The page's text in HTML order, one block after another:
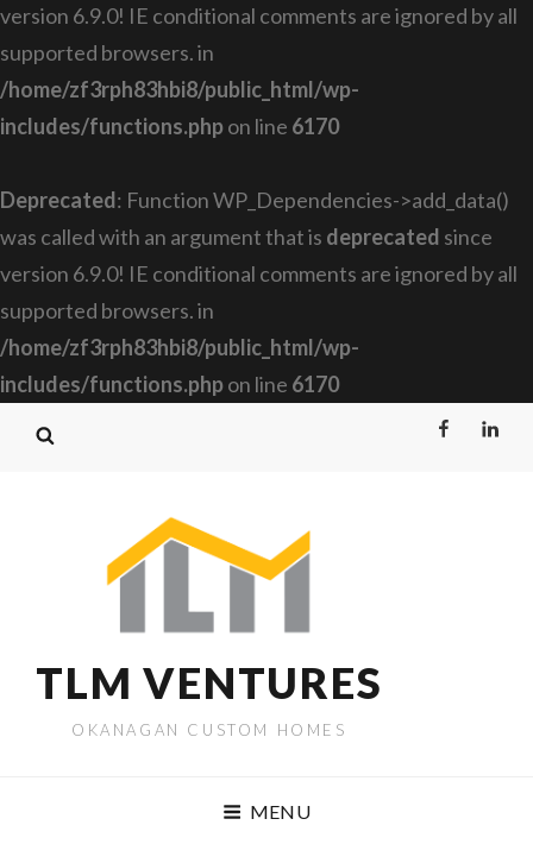
version 6.9.0! IE conditional comments are ignored by all
supported browsers. in
/home/zf3rph83hbi8/public_html/wp-
includes/functions.phpon line 6170
Deprecated: Function WP_Dependencies->add_data()
was called with an argument that is deprecated since
version 6.9.0! IE conditional comments are ignored by all
supported browsers. in
/home/zf3rph83hbi8/public_html/wp-
includes/functions.phpon line 6170
Facebook
TLM VENTURES
OKANAGAN CUSTOM HOMES
MENU